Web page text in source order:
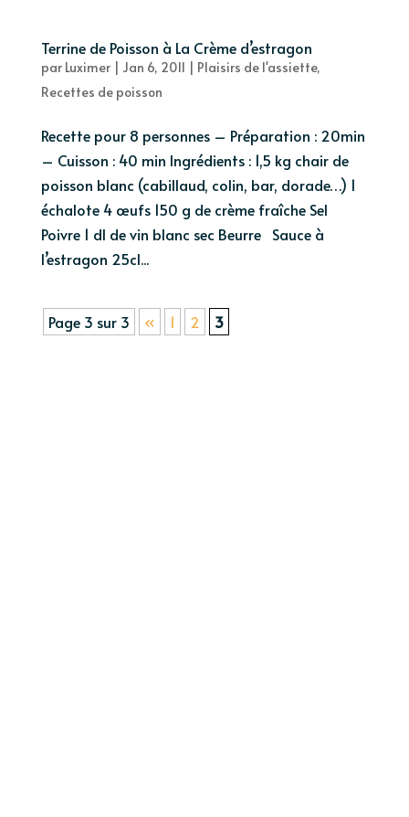
Terrine de Poisson à La Crème d’estragon
par Luximer| Jan 6, 2011 | Plaisirs de l'assiette,
Recettes de poisson
Recette pour 8 personnes – Préparation : 20min
– Cuisson : 40 min Ingrédients : 1,5 kg chair de
poisson blanc (cabillaud, colin, bar, dorade…) 1
échalote 4 œufs 150 g de crème fraîche Sel
Poivre 1 dl de vin blanc sec Beurre Sauce à
l’estragon 25cl...
Page 3 sur 3 « 1 2 3